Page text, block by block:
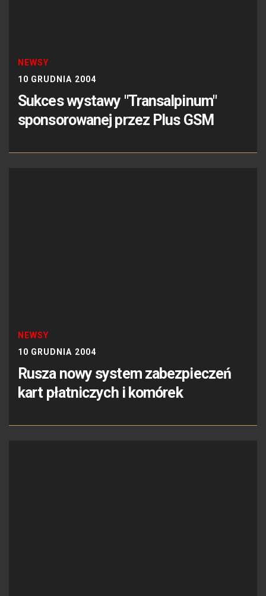
NEWSY
10 GRUDNIA 2004
Sukces wystawy "Transalpinum"
sponsorowanej przez Plus GSM
NEWSY
10 GRUDNIA 2004
Rusza nowy system zabezpieczeń
kart płatniczych i komórek